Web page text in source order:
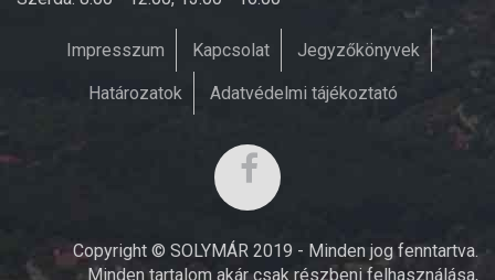
Impresszum Kapcsolat Jegyzőkönyvek
Határozatok Adatvédelmi tájékoztató
Copyright © SOLYMÁR 2019 - Minden jog fenntartva.
Minden tartalom akár csak részbeni felhasználása,